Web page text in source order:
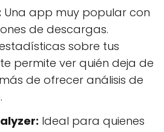
Una app muy popular con
de descargas.
sobre tus
permite ver quién deja de
de ofrecer análisis de
Ideal para quienes